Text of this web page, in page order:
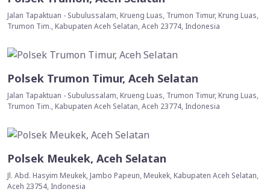
Jalan Tapaktuan - Subulussalam, Krueng Luas, Trumon Timur, Krung Luas,
Trumon Tim., Kabupaten Aceh Selatan, Aceh 23774, Indonesia
Polsek Trumon Timur, Aceh Selatan
Jalan Tapaktuan - Subulussalam, Krueng Luas, Trumon Timur, Krung Luas,
Trumon Tim., Kabupaten Aceh Selatan, Aceh 23774, Indonesia
Polsek Meukek, Aceh Selatan
Jl. Abd. Hasyim Meukek, Jambo Papeun, Meukek, Kabupaten Aceh Selatan,
Aceh 23754, Indonesia